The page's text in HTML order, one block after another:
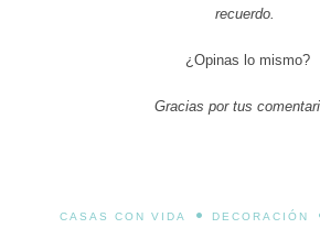
recuerdo.
¿Opinas lo mismo?
Gracias por tus
CASAS CON VIDA • DECORACIÓN